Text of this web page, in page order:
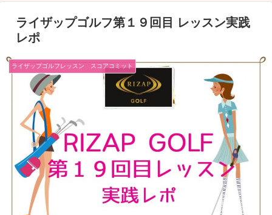
ライザップゴルフ第１９回目 レッスン実践
レポ
ライザップゴルフレッスン スコアコミット